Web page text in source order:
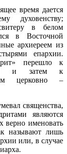
время дается
духовенству;
в белом
в Восточной
архиереем из
епархии.
перешло к
и затем к
церковно –
священства,
являются
верно именовать
называют лишь
или, в случае